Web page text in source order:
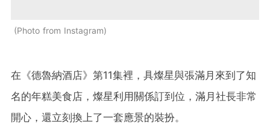
Photo from Instagram
在《德魯納酒店》第11集裡，具燦星與張滿月來到了知
名的年糕美食店，燦星利用關係訂到位，滿月社長非常
開心，還立刻換上了一套應景的裝扮。